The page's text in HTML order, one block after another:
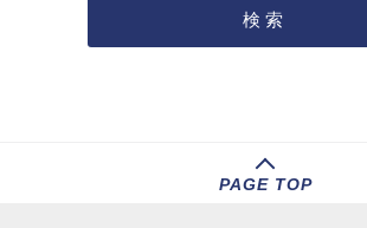
PAGE TOP